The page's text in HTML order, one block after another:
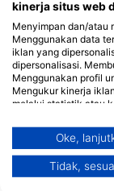
Scuba Libre Diving
Luana(★4.4)
Ini adalah kapal
kinerja situs web
Menyimpan dan/atau
Menggunakan data
iklan yang
dipersonalisasi.
Menggunakan profil
Mengukur kinerja
melalui statistik atau
terbatas untuk
Informasi tambahan
ditemukan di sini:
Data dapat dibagikan
Oke,
Tidak,